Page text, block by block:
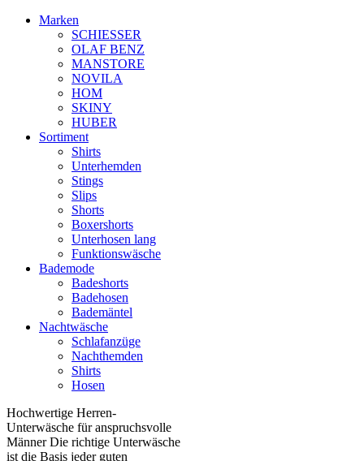
Marken
SCHIESSER
OLAF BENZ
MANSTORE
NOVILA
HOM
SKINY
HUBER
Sortiment
Shirts
Unterhemden
Stings
Slips
Shorts
Boxershorts
Unterhosen lang
Funktionswäsche
Bademode
Badeshorts
Badehosen
Bademäntel
Nachtwäsche
Schlafanzüge
Nachthemden
Shirts
Hosen
Hochwertige Herren-
Unterwäsche für anspruchsvolle
Männer Die richtige Unterwäsche
ist die Basis jeder guten